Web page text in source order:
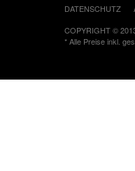
DATENSCHUTZ
COPYRIGHT ©
* Alle Preise inkl.